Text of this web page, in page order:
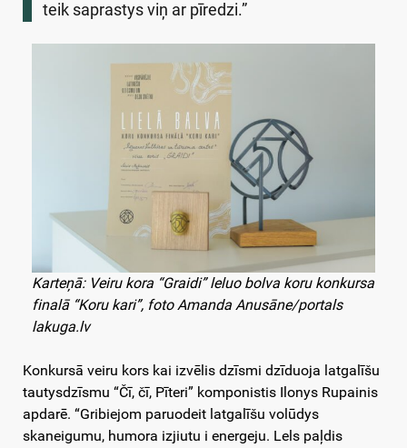
teik saprastys viņ ar pīredzi.”
Karteņā: Veiru kora “Graidi” leluo bolva koru konkursa
finalā “Koru kari”, foto Amanda Anusāne/portals
lakuga.lv
Konkursā veiru kors kai izvēlis dzīsmi dzīduoja latgalīšu
tautysdzīsmu “Čī, čī, Pīteri” komponistis Ilonys Rupainis
apdarē. “Gribiejom paruodeit latgalīšu volūdys
skaneigumu, humora izjiutu i energeju. Lels paļdis